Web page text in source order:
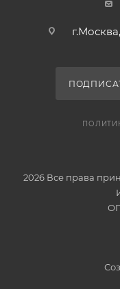
2026 Все права